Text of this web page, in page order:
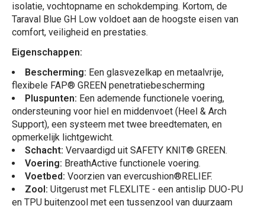
isolatie, vochtopname en schokdemping. Kortom, de
Taraval Blue GH Low voldoet aan de hoogste eisen van
comfort, veiligheid en prestaties.
Eigenschappen:
Bescherming: Een glasvezelkap en metaalvrije,
flexibele FAP® GREEN penetratiebescherming
Pluspunten: Een ademende functionele voering,
ondersteuning voor hiel en middenvoet (Heel & Arch
Support), een systeem met twee breedtematen, en
opmerkelijk lichtgewicht.
Schacht: Vervaardigd uit SAFETY KNIT® GREEN.
Voering: BreathActive functionele voering.
Voetbed: Voorzien van evercushion®RELIEF.
Zool: Uitgerust met FLEXLITE - een antislip DUO-PU
en TPU buitenzool met een tussenzool van duurzaam